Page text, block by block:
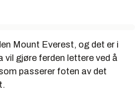
Mount Everest, og det er i
vil gjøre ferden lettere ved å
passerer foten av det